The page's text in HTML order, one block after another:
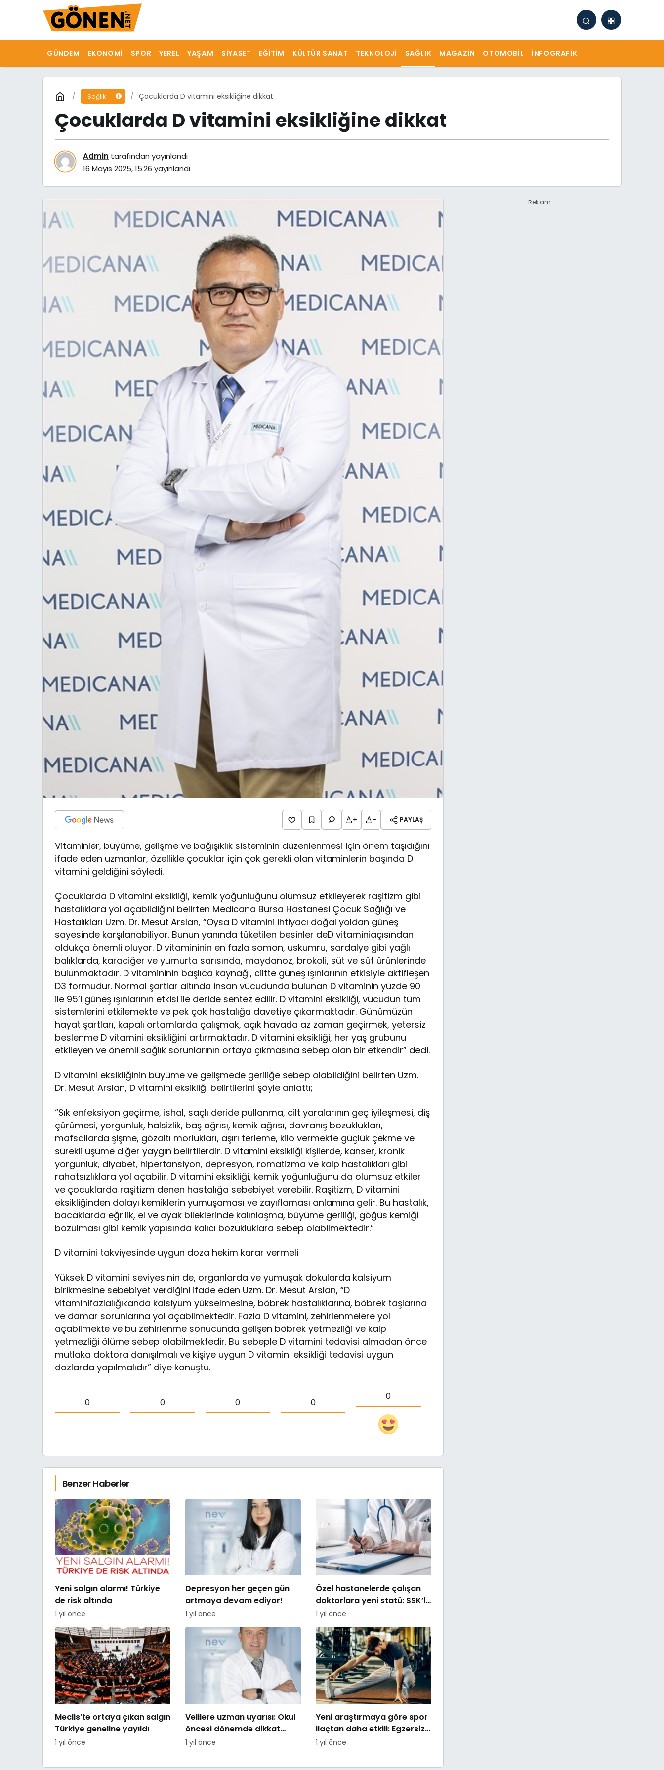
GÜNDEM EKONOMI SPOR YEREL YAŞAM SIYASET EĞITIM KÜLTÜR SANAT TEKNOLOJI SAĞLIK MAGAZIN OTOMOBIL İNFOGRAFIK
Sağlık Çocuklarda D vitamini eksikliğine dikkat
Çocuklarda D vitamini eksikliğine dikkat
Admin tarafından yayınlandı
16 Mayıs 2025, 15:26 yayınlandı
+ - PAYLAŞ
Vitaminler, büyüme, gelişme ve bağışıklık sisteminin düzenlenmesi için önem taşıdığını
ifade eden uzmanlar, özellikle çocuklar için çok gerekli olan vitaminlerin başında D
vitamini geldiğini söyledi.
Çocuklarda D vitamini eksikliği, kemik yoğunluğunu olumsuz etkileyerek raşitizm gibi
hastalıklara yol açabildiğini belirten Medicana Bursa Hastanesi Çocuk Sağlığı ve
Hastalıkları Uzm. Dr. Mesut Arslan, “Oysa D vitamini ihtiyacı doğal yoldan güneş
sayesinde karşılanabiliyor. Bunun yanında tüketilen besinler deD vitaminiaçısından
oldukça önemli oluyor. D vitamininin en fazla somon, uskumru, sardalye gibi yağlı
balıklarda, karaciğer ve yumurta sarısında, maydanoz, brokoli, süt ve süt ürünlerinde
bulunmaktadır. D vitamininin başlıca kaynağı, ciltte güneş ışınlarının etkisiyle aktifleşen
D3 formudur. Normal şartlar altında insan vücudunda bulunan D vitaminin yüzde 90
ile 95’i güneş ışınlarının etkisi ile deride sentez edilir. D vitamini eksikliği, vücudun tüm
sistemlerini etkilemekte ve pek çok hastalığa davetiye çıkarmaktadır. Günümüzün
hayat şartları, kapalı ortamlarda çalışmak, açık havada az zaman geçirmek, yetersiz
beslenme D vitamini eksikliğini artırmaktadır. D vitamini eksikliği, her yaş grubunu
etkileyen ve önemli sağlık sorunlarının ortaya çıkmasına sebep olan bir etkendir” dedi.
D vitamini eksikliğinin büyüme ve gelişmede geriliğe sebep olabildiğini belirten Uzm.
Dr. Mesut Arslan, D vitamini eksikliği belirtilerini şöyle anlattı;
“Sık enfeksiyon geçirme, ishal, saçlı deride pullanma, cilt yaralarının geç iyileşmesi, diş
çürümesi, yorgunluk, halsizlik, baş ağrısı, kemik ağrısı, davranış bozuklukları,
mafsallarda şişme, gözaltı morlukları, aşırı terleme, kilo vermekte güçlük çekme ve
sürekli üşüme diğer yaygın belirtilerdir. D vitamini eksikliği kişilerde, kanser, kronik
yorgunluk, diyabet, hipertansiyon, depresyon, romatizma ve kalp hastalıkları gibi
rahatsızlıklara yol açabilir. D vitamini eksikliği, kemik yoğunluğunu da olumsuz etkiler
ve çocuklarda raşitizm denen hastalığa sebebiyet verebilir. Raşitizm, D vitamini
eksikliğinden dolayı kemiklerin yumuşaması ve zayıflaması anlamına gelir. Bu hastalık,
bacaklarda eğrilik, el ve ayak bileklerinde kalınlaşma, büyüme geriliği, göğüs kemiği
bozulması gibi kemik yapısında kalıcı bozukluklara sebep olabilmektedir.”
D vitamini takviyesinde uygun doza hekim karar vermeli
Yüksek D vitamini seviyesinin de, organlarda ve yumuşak dokularda kalsiyum
birikmesine sebebiyet verdiğini ifade eden Uzm. Dr. Mesut Arslan, “D
vitaminifazlalığıkanda kalsiyum yükselmesine, böbrek hastalıklarına, böbrek taşlarına
ve damar sorunlarına yol açabilmektedir. Fazla D vitamini, zehirlenmelere yol
açabilmekte ve bu zehirlenme sonucunda gelişen böbrek yetmezliği ve kalp
yetmezliği ölüme sebep olabilmektedir. Bu sebeple D vitamini tedavisi almadan önce
mutlaka doktora danışılmalı ve kişiye uygun D vitamini eksikliği tedavisi uygun
dozlarda yapılmalıdır” diye konuştu.
0 0 0 0
0
Benzer Haberler
Yeni salgın alarmı! Türkiye
de risk altında
1 yıl önce
Depresyon her geçen gün
artmaya devam ediyor!
1 yıl önce
Özel hastanelerde çalışan
doktorlara yeni statü: SSK’lı
hekim dönemi başlıyor
1 yıl önce
Meclis’te ortaya çıkan salgın
Türkiye geneline yayıldı
1 yıl önce
Velilere uzman uyarısı: Okul
öncesi dönemde dikkat
edilmesi gerekenler
1 yıl önce
Yeni araştırmaya göre spor
ilaçtan daha etkili: Egzersiz,
tekrarlanan kanser riskini
1 yıl önce
Reklam